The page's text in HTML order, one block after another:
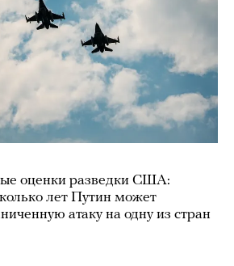
оценки разведки США:
лет Путин может
атаку на одну из стран